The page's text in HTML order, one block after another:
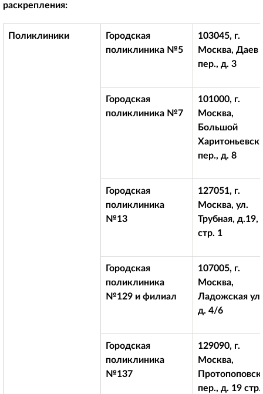
раскрепления:
Поликлиники
Городская
поликлиника №5
103045, г.
Москва, Даев
пер., д. 3
Городская
поликлиника №7
101000, г.
Москва,
Большой
пер., д. 8
Городская
поликлиника
№13
127051, г.
Москва, ул.
Трубная, д.19,
стр. 1
Городская
поликлиника
№129 и филиал
107005, г.
Москва,
Ладожская
д. 4/6
Городская
поликлиника
№137
129090, г.
Москва,
пер., д. 19 стр.